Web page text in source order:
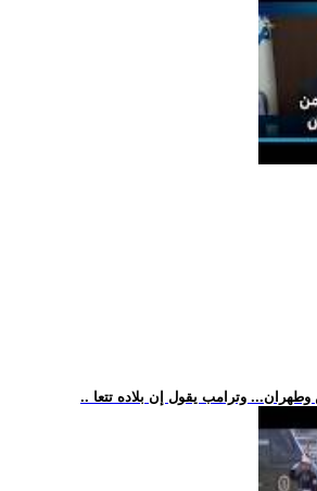
وطهران... وترامب يقول إن بلاده تتعا